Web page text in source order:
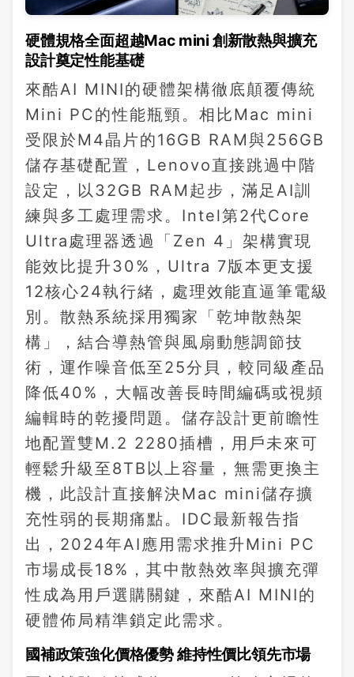
硬體規格全面超越Mac mini 創新散熱與擴充
設計奠定性能基礎
來酷AI MINI的硬體架構徹底顛覆傳統
Mini PC的性能瓶頸。相比Mac mini
受限於M4晶片的16GB RAM與256GB
儲存基礎配置，Lenovo直接跳過中階
設定，以32GB RAM起步，滿足AI訓
練與多工處理需求。Intel第2代Core
Ultra處理器透過「Zen 4」架構實現
能效比提升30%，Ultra 7版本更支援
12核心24執行緒，處理效能直逼筆電級
別。散熱系統採用獨家「乾坤散熱架
構」，結合導熱管與風扇動態調節技
術，運作噪音低至25分貝，較同級產品
降低40%，大幅改善長時間編碼或視頻
編輯時的乾擾問題。儲存設計更前瞻性
地配置雙M.2 2280插槽，用戶未來可
輕鬆升級至8TB以上容量，無需更換主
機，此設計直接解決Mac mini儲存擴
充性弱的長期痛點。IDC最新報告指
出，2024年AI應用需求推升Mini PC
市場成長18%，其中散熱效率與擴充彈
性成為用戶選購關鍵，來酷AI MINI的
硬體佈局精準鎖定此需求。
國補政策強化價格優勢 維持性價比領先市場